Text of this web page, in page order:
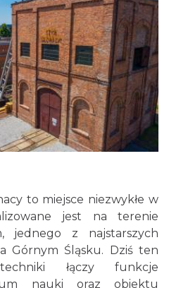
to miejsce niezwykłe w
jest na terenie
jednego z najstarszych
Górnym Śląsku. Dziś ten
łączy funkcje
nauki oraz obiektu